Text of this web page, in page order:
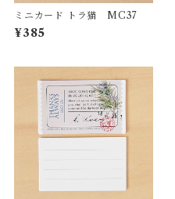
ミニカード トラ猫 MC37
¥385